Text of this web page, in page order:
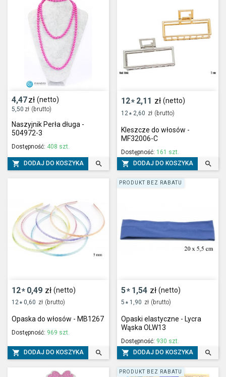
4,47zł (netto)
5,50 zł (brutto)
Naszyjnik Perła długa -
504972-3
Dostępność: 408 szt.
 DODAJ DO KOSZYKA 
12* 2,11 zł (netto)
12* 2,60 zł (brutto)
Kleszcze do włosów -
MF32006-C
Dostępność: 161 szt.
 DODAJ DO KOSZYKA 
12* 0,49 zł (netto)
12* 0,60 zł (brutto)
Opaska do włosów - MB1267
Dostępność: 969 szt.
 DODAJ DO KOSZYKA 
5* 1,54 zł (netto)
5 * 1,90 zł (brutto)
Opaski elastyczne - Lycra
Wąska OLW13
Dostępność: 930 szt.
 DODAJ DO KOSZYKA 
PRODUKT BEZ RABATU
PRODUKT BEZ RABATU